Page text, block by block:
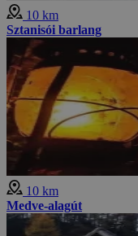
10 km
Sztanisói barlang
10 km
Medve-alagút